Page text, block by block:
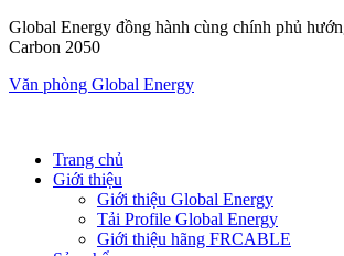
Global Energy đồng hành cùng chính phủ
Carbon 2050
Văn phòng Global Energy
Trang chủ
Giới thiệu
Giới thiệu Global Energy
Tải Profile Global Energy
Giới thiệu hãng FRCABLE